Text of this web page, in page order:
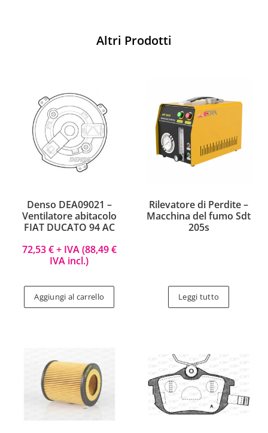
Altri Prodotti
Denso DEA09021 –
Ventilatore abitacolo
FIAT DUCATO 94 AC
72,53€+ IVA (88,49€
IVA incl.)
Aggiungi al carrello
Rilevatore di Perdite –
Macchina del fumo Sdt
205s
Leggi tutto